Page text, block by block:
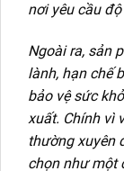
nơi yêu cầu
Ngoài ra, sản
lành, hạn chế
bảo vệ sức
xuất. Chính vì
thường xuyên
chọn như một